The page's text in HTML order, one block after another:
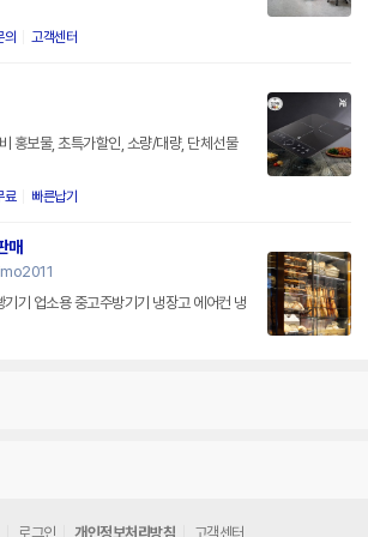
의 고객센터
홍보물, 초특가할인, 소량/대량, 단체선물
료 빠른납기
매
기 업소용 중고주방기기 냉장고 에어컨 냉
로그인 개인정보처리방침 고객센터